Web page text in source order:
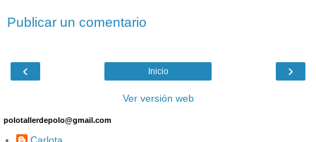
Publicar un comentario
‹ ›
Inicio
Ver versión web
polotallerdepolo@gmail.com